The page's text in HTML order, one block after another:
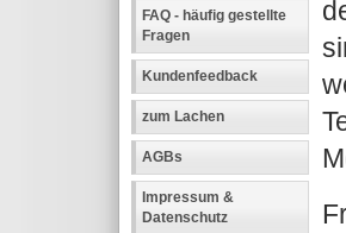
FAQ - häufig gestellte
Fragen
Kundenfeedback
zum Lachen
AGBs
Impressum &
Datenschutz